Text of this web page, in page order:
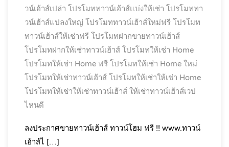
วน์เฮ้าส์เปล่า โปรโมททาวน์เฮ้าส์แบ่งให้เช่า โปรโมททา
วน์เฮ้าส์แปลงใหญ่ โปรโมททาวน์เฮ้าส์ใหม่ฟรี โปรโมท
ทาวน์เฮ้าส์ให้เช่าฟรี โปรโมทฝากขายทาวน์เฮ้าส์
โปรโมทฝากให้เช่าทาวน์เฮ้าส์ โปรโมทให้เช่า Home
โปรโมทให้เช่า Home ฟรี โปรโมทให้เช่า Home ใหม่
โปรโมทให้เช่าทาวน์เฮ้าส์ โปรโมทให้เช่าให้เช่า Home
โปรโมทให้เช่าให้เช่าทาวน์เฮ้าส์ ให้เช่าทาวน์เฮ้าส์เวป
ไหนดี
ลงประกาศขายทาวน์เฮ้าส์ ทาวน์โฮม ฟรี !! www.ทาวน์
เฮ้าส์ไ […]